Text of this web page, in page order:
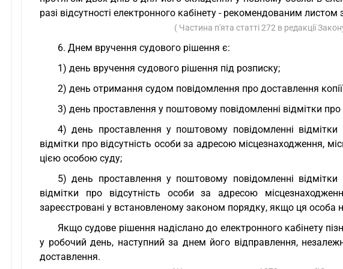
разі відсутності електронного кабінету - рекомендованим
( Частина п'ята статті 272 в редакції
6. Днем вручення судового рішення є:
1) день вручення судового рішення під розписку;
2) день отримання судом повідомлення про доставлення
3) день проставлення у поштовому повідомленні відмітки
4) день проставлення у поштовому повідомленні
відмітки про відсутність особи за адресою місцезнаходження,
цією особою суду;
5) день проставлення у поштовому повідомленні
відмітки про відсутність особи за адресою
зареєстровані у встановленому законом порядку, якщо ця особа
Якщо судове рішення надіслано до електронного кабінету
у робочий день, наступний за днем його відправлення,
доставлення.